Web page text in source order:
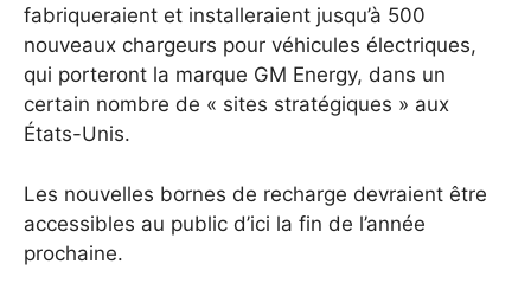
fabriqueraient et installeraient jusqu’à 500
nouveaux chargeurs pour véhicules électriques,
qui porteront la marque GM Energy, dans un
certain nombre de « sites stratégiques » aux
États-Unis.
Les nouvelles bornes de recharge devraient être
accessibles au public d’ici la fin de l’année
prochaine.